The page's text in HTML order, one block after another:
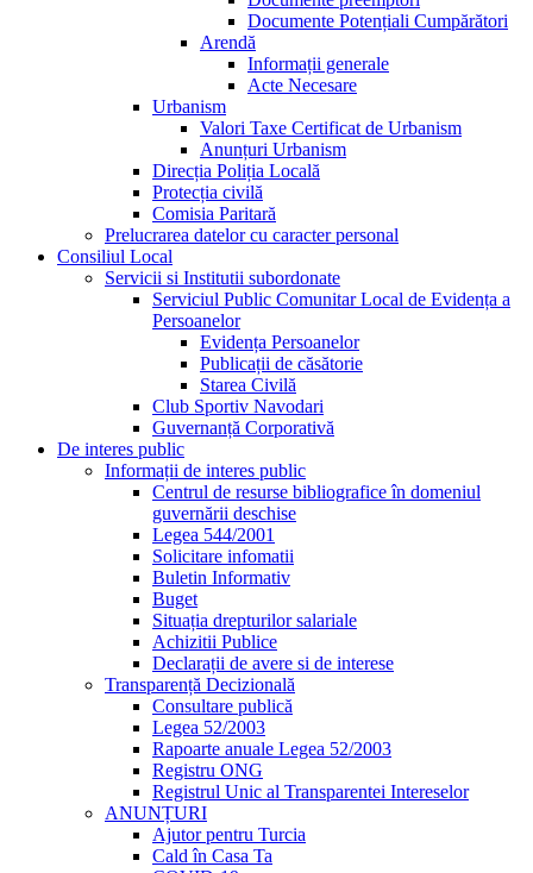
Documente Potențiali Cumpărători
Arendă
Informații generale
Acte Necesare
Urbanism
Valori Taxe Certificat de Urbanism
Anunțuri Urbanism
Direcția Poliția Locală
Protecția civilă
Comisia Paritară
Prelucrarea datelor cu caracter personal
Consiliul Local
Servicii si Institutii subordonate
Serviciul Public Comunitar Local de Evidența a
Persoanelor
Evidența Persoanelor
Publicații de căsătorie
Starea Civilă
Club Sportiv Navodari
Guvernanță Corporativă
De interes public
Informații de interes public
Centrul de resurse bibliografice în domeniul
guvernării deschise
Legea 544/2001
Solicitare infomatii
Buletin Informativ
Buget
Situația drepturilor salariale
Achizitii Publice
Declarații de avere si de interese
Transparență Decizională
Consultare publică
Legea 52/2003
Rapoarte anuale Legea 52/2003
Registru ONG
Registrul Unic al Transparentei Intereselor
ANUNȚURI
Ajutor pentru Turcia
Cald în Casa Ta